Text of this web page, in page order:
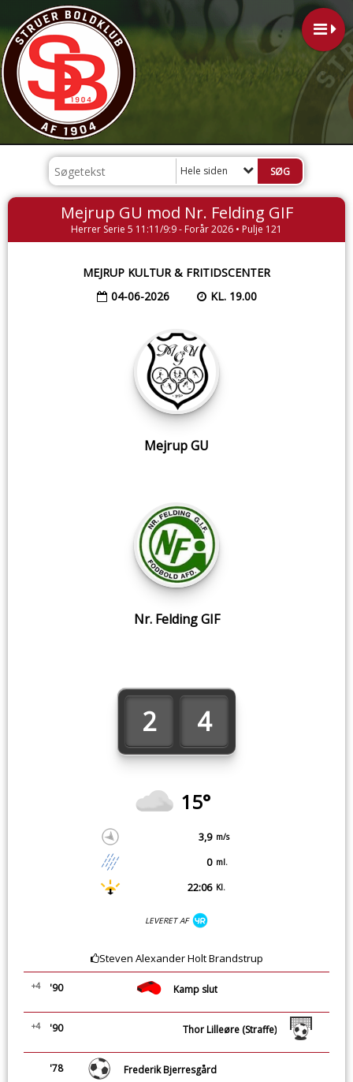
Hele siden
Mejrup GU mod Nr. Felding GIF
Herrer Serie 5 11:11/9:9 - Forår 2026 • Pulje 121
MEJRUP KULTUR & FRITIDSCENTER
04-06-2026
KL. 19.00
Mejrup GU
2 4
15°
3,9 m/s
0 ml.
22:06 Kl.
LEVERET AF
Nr. Felding GIF
Steven Alexander Holt Brandstrup
'90
+4 Kamp slut
'90
+4 Thor Lilleøre (Straffe)
'78 Frederik Bjerresgård